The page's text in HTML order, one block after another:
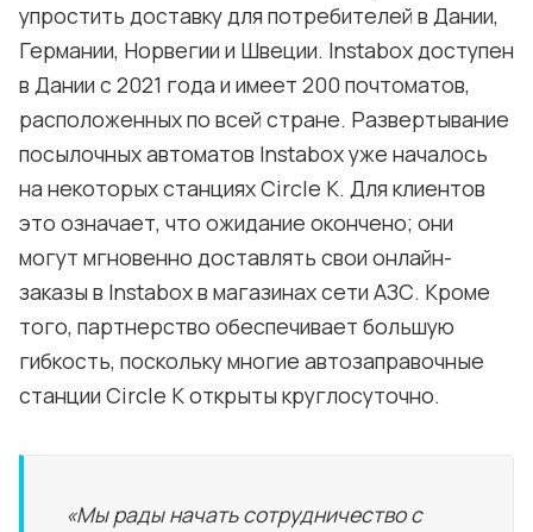
упростить доставку для потребителей в Дании,
Германии, Норвегии и Швеции. Instabox доступен
в Дании с 2021 года и имеет 200 почтоматов,
расположенных по всей стране. Развертывание
посылочных автоматов Instabox уже началось
на некоторых станциях Circle K. Для клиентов
это означает, что ожидание окончено; они
могут мгновенно доставлять свои онлайн-
заказы в Instabox в магазинах сети АЗС. Кроме
того, партнерство обеспечивает большую
гибкость, поскольку многие автозаправочные
станции Circle K открыты круглосуточно.
«Мы рады начать сотрудничество с